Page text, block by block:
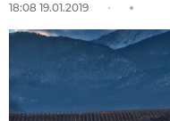
18:08 19.01.2019